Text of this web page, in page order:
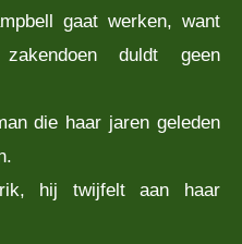
gaat werken, want
duldt geen
die haar jaren geleden
hij twijfelt aan haar